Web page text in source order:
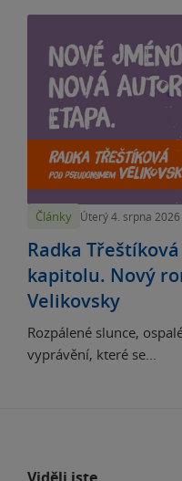
Články Úterý 4. srpna 2026
Radka
kapitolu. Nový
Velikovsky
Rozpálené slunce,
vyprávění, které se...
Viděli jste